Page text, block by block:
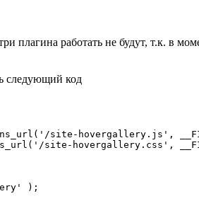
плагина работать не будут, т.к. в
следующий код
site-hovergallery.js',
site-hovergallery.css',
);